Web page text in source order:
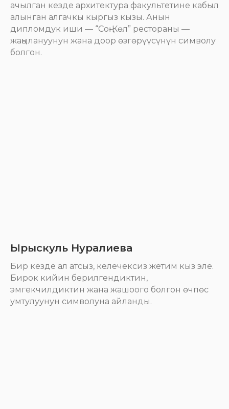
ачылган кезде архитектура факультетине кабыл
алынган алгачкы кыргыз кызы. Анын
дипломдук иши — “Соң-Көл” рестораны —
жаңылануунун жана доор өзгөрүүсүнүн символу
болгон.
Ырыскуль Нуралиева
Бир кезде ал атсыз, келечексиз жетим кыз эле.
Бирок кийин берилгендиктин,
эмгекчилдиктин жана жашоого болгон өчпөс
умтулуунун символуна айланды.